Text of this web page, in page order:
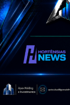
MDB define
Marina